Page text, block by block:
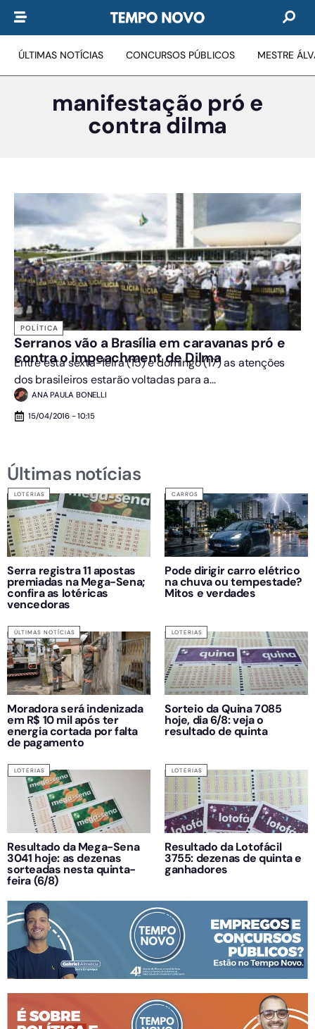
ÚLTIMAS NOTÍCIAS CONCURSOS PÚBLICOS MESTRE
manifestação pró e
contra dilma
POLÍTICA
Serranos vão a Brasília em caravanas pró e
contra o impeachment de Dilma
Entre esta sexta-feira (15) e domingo (17) as atenções
dos brasileiros estarão voltadas para a...
ANA PAULA BONELLI
15/04/2016 - 10:15
Últimas notícias
LOTERIAS
Serra registra 11 apostas
premiadas na Mega-Sena;
confira as lotéricas
vencedoras
CARROS
Pode dirigir carro elétrico
na chuva ou tempestade?
Mitos e verdades
ÚLTIMAS NOTÍCIAS
Moradora será indenizada
em R$ 10 mil após ter
energia cortada por falta
de pagamento
LOTERIAS
Sorteio da Quina 7085
hoje, dia 6/8: veja o
resultado de quinta
LOTERIAS
Resultado da Mega-Sena
3041 hoje: as dezenas
sorteadas nesta quinta-
feira (6/8)
LOTERIAS
Resultado da Lotofácil
3755: dezenas de quinta e
ganhadores